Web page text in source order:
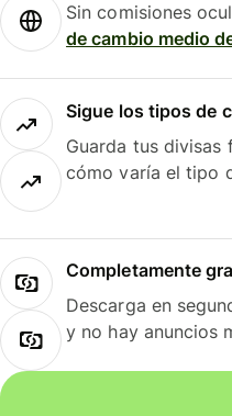
Sin comisiones
de cambio medio
Sigue los tipos de
Guarda tus
cómo varía el tipo
Completamente
Descarga en
y no hay anuncios